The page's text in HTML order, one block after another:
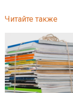
Читайте также